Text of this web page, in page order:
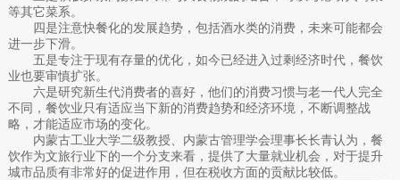
等其它菜系。
四是注意快餐化的发展趋势，包括酒水类的消费，未来可能都会
进一步下滑。
五是专注于现有存量的优化，如今已经进入过剩经济时代，餐饮
业也要审慎扩张。
六是研究新生代消费者的喜好，他们的消费习惯与老一代人完全
不同，餐饮业只有适应当下新的消费趋势和经济环境，不断调整战
略，才能适应市场的变化。
内蒙古工业大学二级教授、内蒙古管理学会理事长长青认为，餐
饮作为文旅行业下的一个分支来看，提供了大量就业机会，对于提升
城市品质有非常好的促进作用，但在税收方面的贡献比较低。